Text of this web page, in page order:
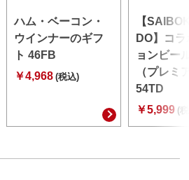
ハム・ベーコン・
ウインナーのギフ
ト 46FB
￥4,968 (税込)
【
DO】コ
ョンビー
（プレミ
54TD
￥5,999 (